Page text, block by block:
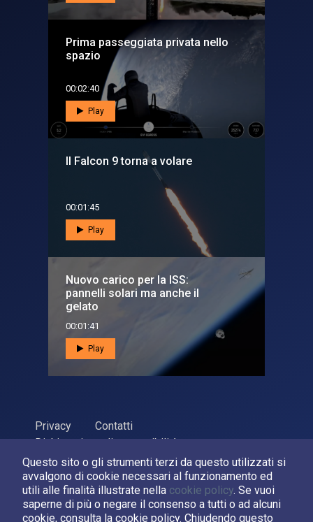
Questo sito o gli strumenti terzi da questo utilizzati si
avvalgono di cookie necessari al funzionamento ed
utili alle finalità illustrate nella cookie policy. Se vuoi
saperne di più o negare il consenso a tutti o ad alcuni
cookie, consulta la cookie policy. Chiudendo questo
Prima passeggiata privata nello
spazio
00:02:40
Play
Il Falcon 9 torna a volare
00:01:45
Play
Nuovo carico per la ISS:
pannelli solari ma anche il
gelato
00:01:41
Play
Privacy
Contatti
Dichiarazione di accessibilità
ASI Agenzia Spaziale Italiana, 2026. P.Iva 03638121008
Sviluppato daLPM
Seguici su: